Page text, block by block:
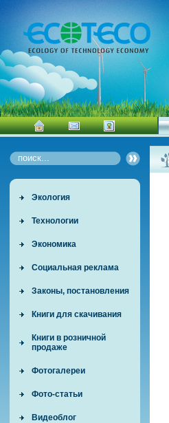
Экология
Технологии
Экономика
Социальная реклама
Законы, постановления
Книги для скачивания
Книги в розничной
продаже
Фотогалереи
Фото-статьи
Видеоблог